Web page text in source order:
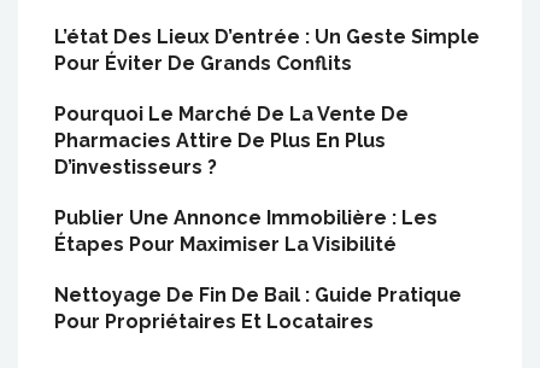
L’état Des Lieux D’entrée : Un Geste Simple
Pour Éviter De Grands Conflits
Pourquoi Le Marché De La Vente De
Pharmacies Attire De Plus En Plus
D’investisseurs ?
Publier Une Annonce Immobilière : Les
Étapes Pour Maximiser La Visibilité
Nettoyage De Fin De Bail : Guide Pratique
Pour Propriétaires Et Locataires